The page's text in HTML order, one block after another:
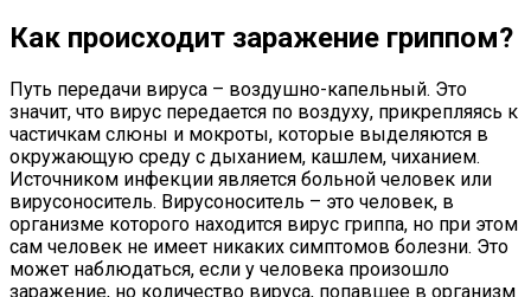
Как происходит заражение гриппом?
Путь передачи вируса – воздушно-капельный. Это
значит, что вирус передается по воздуху, прикрепляясь к
частичкам слюны и мокроты, которые выделяются в
окружающую среду с дыханием, кашлем, чиханием.
Источником инфекции является больной человек или
вирусоноситель. Вирусоноситель – это человек, в
организме которого находится вирус гриппа, но при этом
сам человек не имеет никаких симптомов болезни. Это
может наблюдаться, если у человека произошло
заражение, но количество вируса, попавшее в организм